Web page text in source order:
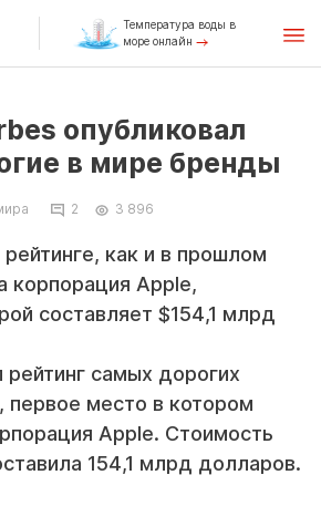
Температура воды в
море онлайн
опубликовал
в мире бренды
2 3 896
как и в прошлом
корпорация Apple,
составляет $154,1 млрд
рейтинг самых дорогих
первое место в котором
Apple. Стоимость
154,1 млрд долларов.